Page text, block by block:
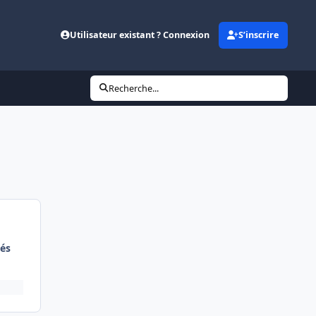
Utilisateur existant ? Connexion S’inscrire
Recherche...